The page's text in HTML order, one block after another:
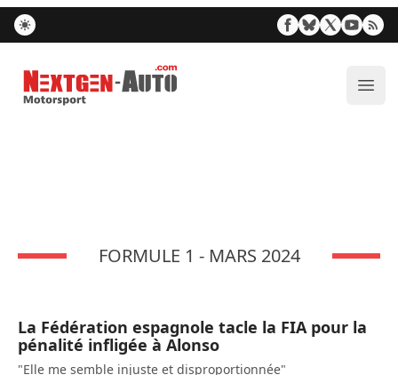
Nextgen-Auto.com
FORMULE 1 - MARS 2024
La Fédération espagnole tacle la FIA pour la
pénalité infligée à Alonso
"Elle me semble injuste et disproportionnée"